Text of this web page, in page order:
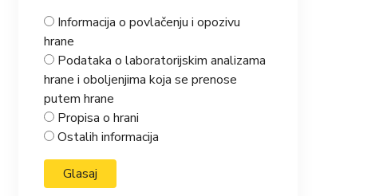
Informacija o povlačenju i opozivu
hrane
Podataka o laboratorijskim analizama
hrane i oboljenjima koja se prenose
putem hrane
Propisa o hrani
Ostalih informacija